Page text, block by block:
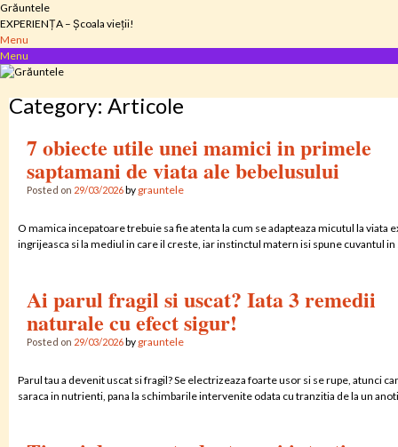
Skip
to
content
Grăuntele
EXPERIENȚA – Școala vieții!
Menu
Menu
Category:Articole
7 obiecte utile unei mamici in primele
saptamani de viata ale bebelusului
Posted on 29/03/2026by grauntele
O mamica incepatoare trebuie sa fie atenta la cum se adapteaza micutul la
ingrijeasca si la mediul in care il creste, iar instinctul matern isi spune cuvantul
Ai parul fragil si uscat? Iata 3 remedii
naturale cu efect sigur!
Posted on 29/03/2026by grauntele
Parul tau a devenit uscat si fragil? Se electrizeaza foarte usor si se rupe, atunci
saraca in nutrienti, pana la schimbarile intervenite odata cu tranzitia de la un